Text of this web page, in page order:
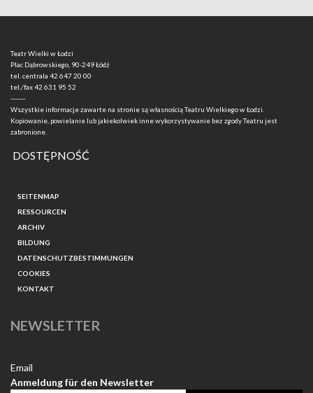
Teatr Wielki w Łodzi
Plac Dąbrowskiego, 90-249 Łódź
tel. centrala 42 647 20 00
tel./fax42 631 95 52
-------
Wszystkie informacje zawarte na stronie są własnością Teatru Wielkiego w Łodzi.
Kopiowanie, powielanie lub jakiekolwiek inne wykorzystywanie bez zgody Teatru jest
zabronione.
DOSTĘPNOŚĆ
SEITENMAP
RESSOURCEN
ARCHIV
BILDUNG
DATENSCHUTZBESTIMMUNGEN
COOKIES
KONTAKT
NEWSLETTER
Email
Anmeldung für den Newsletter